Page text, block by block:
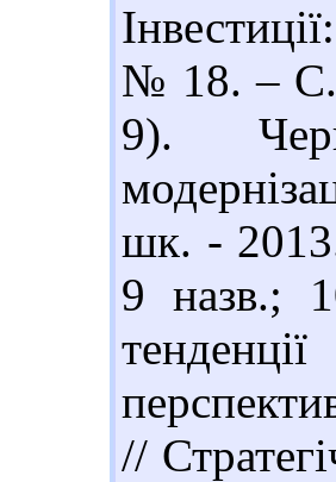
№ 18. – С.
9).
шк. -
9 назв.;
//